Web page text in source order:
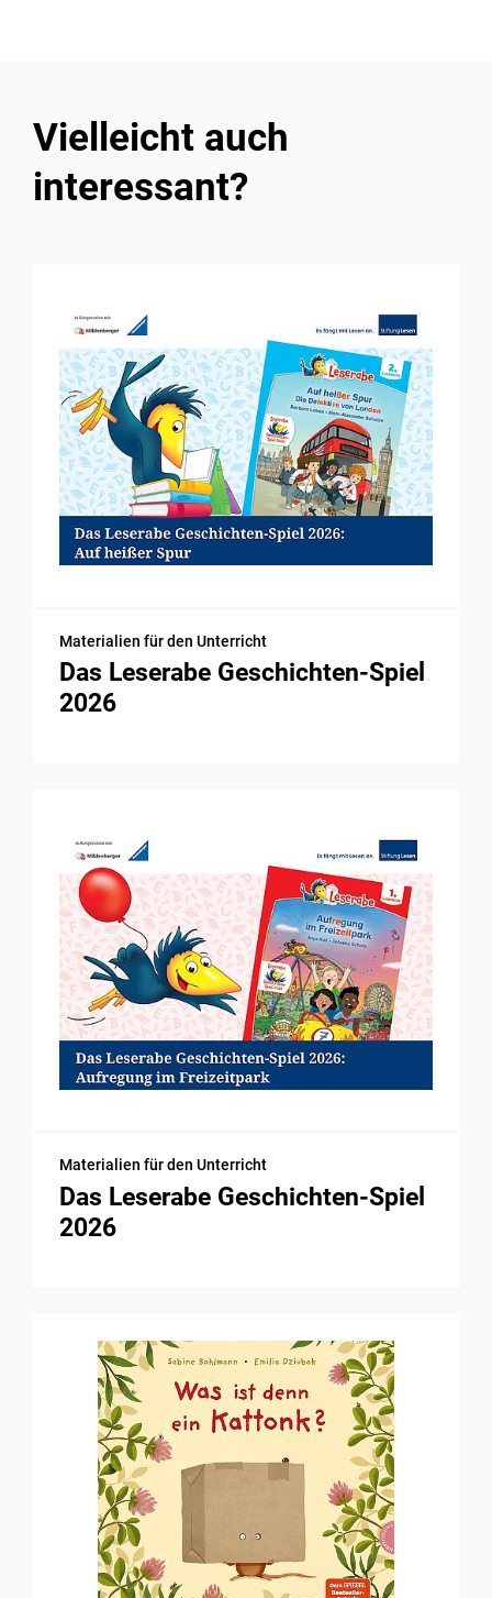
Vielleicht auch
interessant?
Materialien für den Unterricht
Das Leserabe Geschichten-Spiel
2026
Materialien für den Unterricht
Das Leserabe Geschichten-Spiel
2026